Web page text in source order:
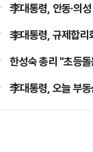
李대통령, 안동·의
李대통령, 규제합
한성숙 총리 "초등
李대통령, 오늘 부